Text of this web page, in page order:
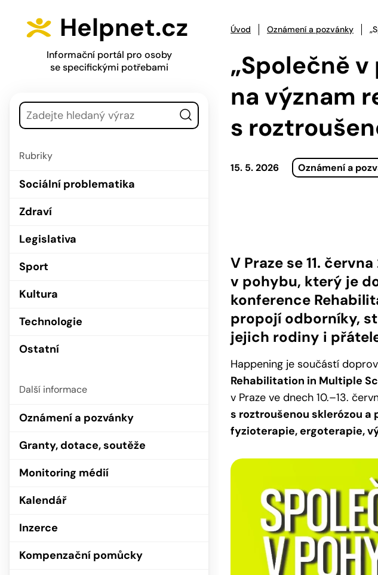
Helpnet.cz
Informační portál pro osoby
se specifickými potřebami
Rubriky
Sociální problematika
Zdraví
Legislativa
Sport
Kultura
Technologie
Ostatní
Další informace
Oznámení a pozvánky
Granty, dotace, soutěže
Monitoring médií
Kalendář
Inzerce
Kompenzační pomůcky
Úvod Oznámení a pozvánky
„Společně
na význam
s
15. 5. 2026 Oznámení a
V Praze se 11.
v pohybu, který je
konference
propojí odborníky,
jejich rodiny i
Happening je součástí
Rehabilitation in Multiple
v Praze ve dnech 10.–13.
s roztroušenou sklerózou
fyzioterapie, ergoterapie,